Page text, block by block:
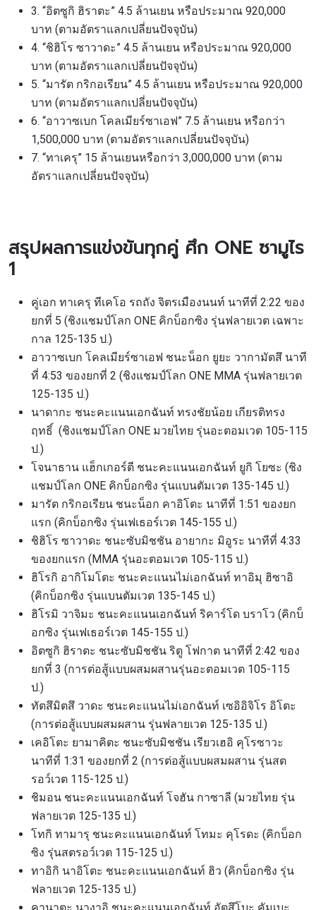
3. “อิตซูกิ ฮิราตะ” 4.5 ล้านเยน หรือประมาณ 920,000
บาท (ตามอัตราแลกเปลี่ยนปัจจุบัน)
4. “ชิฮิโร ซาวาดะ” 4.5 ล้านเยน หรือประมาณ 920,000
บาท (ตามอัตราแลกเปลี่ยนปัจจุบัน)
5. “มารัต กริกอเรียน” 4.5 ล้านเยน หรือประมาณ 920,000
บาท (ตามอัตราแลกเปลี่ยนปัจจุบัน)
6. “อาวาซเบก โคลเมียร์ซาเอฟ” 7.5 ล้านเยน หรือกว่า
1,500,000 บาท (ตามอัตราแลกเปลี่ยนปัจจุบัน)
7. “ทาเครุ” 15 ล้านเยนหรือกว่า 3,000,000 บาท (ตาม
อัตราแลกเปลี่ยนปัจจุบัน)
สรุปผลการแข่งขันทุกคู่ ศึก ONE ซามูไร
1
คู่เอก ทาเครุ ทีเคโอ รถถัง จิตรเมืองนนท์ นาทีที่ 2:22 ของ
ยกที่ 5 (ชิงแชมป์โลก ONE คิกบ็อกซิง รุ่นฟลายเวต เฉพาะ
กาล 125-135 ป.)
อาวาซเบก โคลเมียร์ซาเอฟ ชนะน็อก ยูยะ วากามัตสึ นาที
ที่ 4:53 ของยกที่ 2 (ชิงแชมป์โลก ONE MMA รุ่นฟลายเวต
125-135 ป.)
นาดากะ ชนะคะแนนเอกฉันท์ ทรงชัยน้อย เกียรติทรง
ฤทธิ์ (ชิงแชมป์โลก ONE มวยไทย รุ่นอะตอมเวต 105-115
ป.)
โจนาธาน แฮ็กเกอร์ตี ชนะคะแนนเอกฉันท์ ยูกิ โยซะ (ชิง
แชมป์โลก ONE คิกบ็อกซิง รุ่นแบนตัมเวต 135-145 ป.)
มารัต กริกอเรียน ชนะน็อก คาอิโตะ นาทีที่ 1:51 ของยก
แรก (คิกบ็อกซิง รุ่นเฟเธอร์เวต 145-155 ป.)
ชิฮิโร ซาวาดะ ชนะซับมิชชัน อายากะ มิอูระ นาทีที่ 4:33
ของยกแรก (MMA รุ่นอะตอมเวต 105-115 ป.)
ฮิโรกิ อากิโมโตะ ชนะคะแนนไม่เอกฉันท์ ทาอิมุ ฮิซาอิ
(คิกบ็อกซิง รุ่นแบนตัมเวต 135-145 ป.)
ฮิโรมิ วาจิมะ ชนะคะแนนเอกฉันท์ ริคาร์โด บราโว (คิกบ็
อกซิง รุ่นเฟเธอร์เวต 145-155 ป.)
อิตซูกิ ฮิราตะ ชนะซับมิชชัน ริตู โฟกาต นาทีที่ 2:42 ของ
ยกที่ 3 (การต่อสู้แบบผสมผสานรุ่นอะตอมเวต 105-115
ป.)
ทัตสึมิตสึ วาดะ ชนะคะแนนไม่เอกฉันท์ เซอิอิจิโร อิโตะ
(การต่อสู้แบบผสมผสาน รุ่นฟลายเวต 125-135 ป.)
เคอิโตะ ยามาคิตะ ชนะซับมิชชัน เรียวเฮอิ คุโรซาวะ
นาทีที่ 1:31 ของยกที่ 2 (การต่อสู้แบบผสมผสาน รุ่นสต
รอว์เวต 115-125 ป.)
ชิมอน ชนะคะแนนเอกฉันท์ โจฮัน กาซาลี (มวยไทย รุ่น
ฟลายเวต 125-135 ป.)
โทกิ ทามารุ ชนะคะแนนเอกฉันท์ โทมะ คุโรดะ (คิกบ็อก
ซิง รุ่นสตรอว์เวต 115-125 ป.)
ทาอิกิ นาอิโตะ ชนะคะแนนเอกฉันท์ ฮิว (คิกบ็อกซิง รุ่น
ฟลายเวต 125-135 ป.)
คานาตะ นางาอิ ชนะคะแนนเอกฉันท์ อัตสึโบะ คัมเบะ
คู่แข่ง
สมัครเพื่อไม่พลาดข่าวเด็ด
เพื่อไม่พลาดข่าวสารของ ONE รีบลงทะเบียนตอนนี้
เพื่อรับข้อมูลอัปเดตล่าสุดก่อนใคร รวมทั้งข้อเสนอ
และสิทธิพิเศษในการเลือกที่นั่งที่ดีที่สุดในสนาม
อีเมล